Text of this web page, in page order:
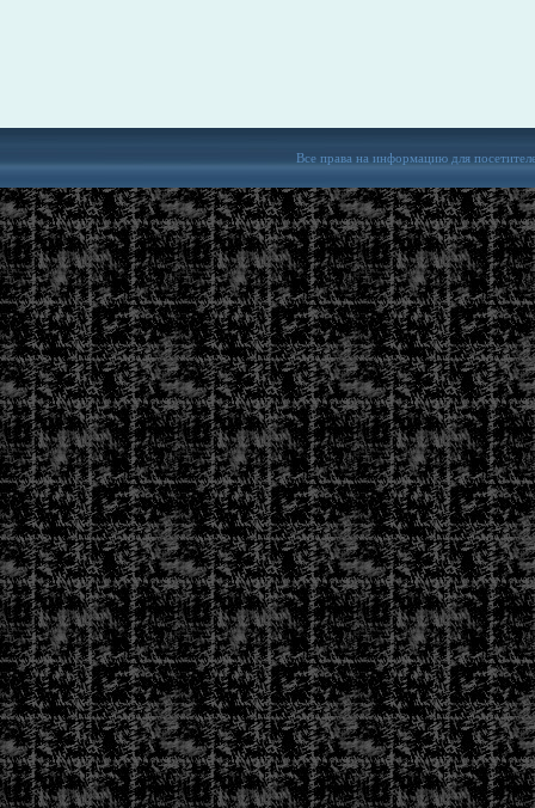
Все права на информацию для